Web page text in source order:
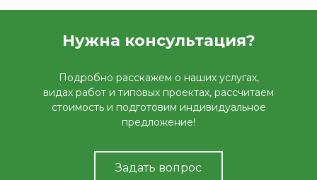
Нужна консультация?
Подробно расскажем о наших услугах,
видах работ и типовых проектах, рассчитаем
стоимость и подготовим индивидуальное
предложение!
Задать вопрос